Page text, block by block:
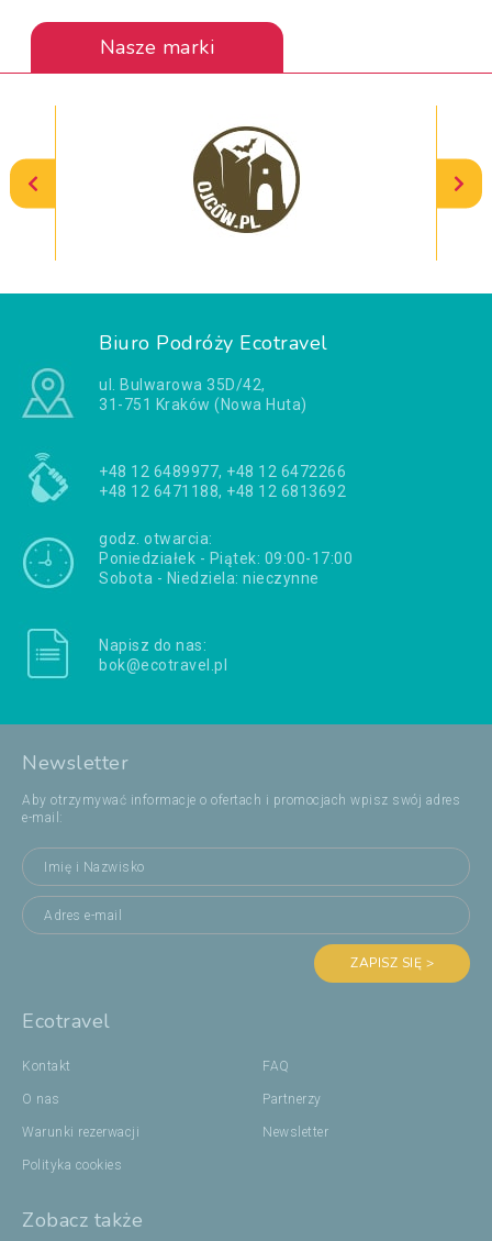
Nasze marki
Biuro Podróży Ecotravel
ul. Bulwarowa 35D/42,
31-751 Kraków (Nowa Huta)
+48 12 6489977, +48 12 6472266
+48 12 6471188, +48 12 6813692
godz. otwarcia:
Poniedziałek - Piątek: 09:00-17:00
Sobota - Niedziela: nieczynne
Napisz do nas:
bok@ecotravel.pl
Newsletter
Aby otrzymywać informacje o ofertach i promocjach wpisz swój adres
e-mail:
ZAPISZ SIĘ >
Ecotravel
Kontakt
O nas
Warunki rezerwacji
Polityka cookies
FAQ
Partnerzy
Newsletter
Zobacz także